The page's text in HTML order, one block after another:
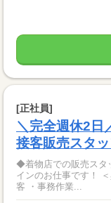
[正社員]
＼完全週休2日
接客販売スタ
◆着物店での販売スタッフ◆ 接客・着付け・その他
インのお仕事です！ ＜具体的な仕事内容＞ ・お客様へのご案内 ・接
客 ・事務作業...